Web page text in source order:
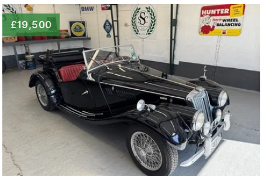
£19,500